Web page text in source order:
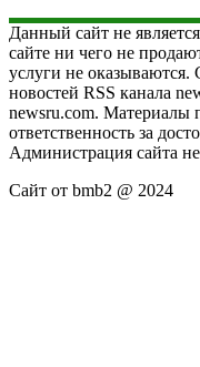
Данный сайт не
сайте ни чего не
услуги не оказываются.
новостей RSS канала
newsru.com. Материалы
ответственность за
Администрация сайта не
Сайт от bmb2 @ 2024